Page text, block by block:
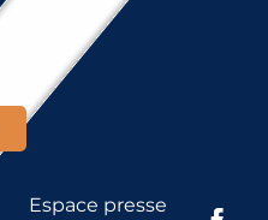
Espace presse